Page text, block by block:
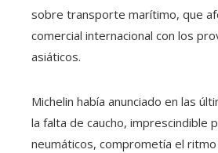
sobre transporte marítimo, que
comercial internacional con los
asiáticos.
Michelin había anunciado en las
la falta de caucho, imprescindible
neumáticos, comprometía el